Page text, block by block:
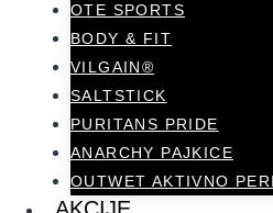
OTE SPORTS
BODY & FIT
VILGAIN®
SALTSTICK
PURITANS PRIDE
ANARCHY PAJKICE
OUTWET AKTIVNO